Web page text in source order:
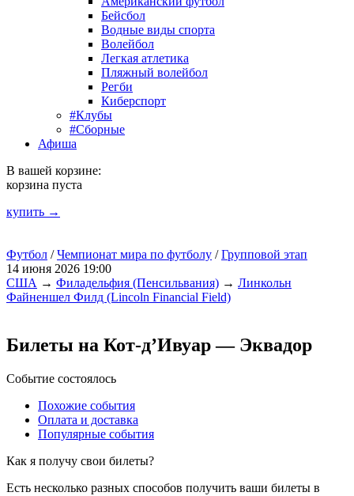
Бейсбол
Водные виды спорта
Волейбол
Легкая атлетика
Пляжный волейбол
Регби
Киберспорт
#Клубы
#Сборные
Афиша
В вашей корзине:
корзина пуста
купить →
Футбол /Чемпионат мира по футболу /Групповой этап
14 июня 2026 19:00
США → Филадельфия (Пенсильвания) → Линкольн
Файненшел Филд (Lincoln Financial Field)
Билеты на Кот-д’Ивуар — Эквадор
Событие состоялось
Похожие события
Оплата и доставка
Популярные события
Как я получу свои билеты?
Есть несколько разных способов получить ваши билеты в